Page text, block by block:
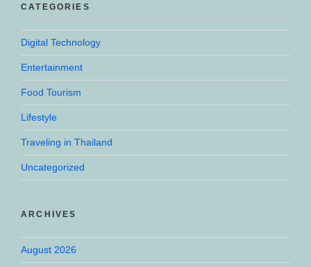
CATEGORIES
Digital Technology
Entertainment
Food Tourism
Lifestyle
Traveling in Thailand
Uncategorized
ARCHIVES
August 2026